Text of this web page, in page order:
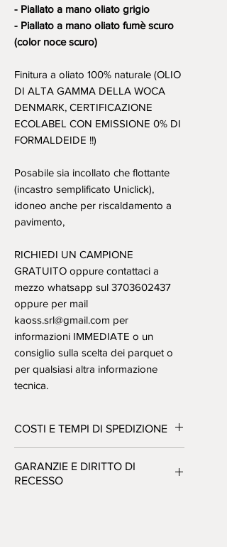
- Piallato a mano oliato grigio
- Piallato a mano oliato fumè scuro
(color noce scuro)
Finitura a oliato 100% naturale (OLIO
DI ALTA GAMMA DELLA WOCA
DENMARK, CERTIFICAZIONE
ECOLABEL CON EMISSIONE 0% DI
FORMALDEIDE !!)
Posabile sia incollato che flottante
(incastro semplificato Uniclick),
idoneo anche per riscaldamento a
pavimento,
RICHIEDI UN CAMPIONE
GRATUITO oppure contattaci a
mezzo whatsapp sul 3703602437
oppure per mail
kaoss.srl@gmail.com per
informazioni IMMEDIATE o un
consiglio sulla scelta dei parquet o
per qualsiasi altra informazione
tecnica.
COSTI E TEMPI DI SPEDIZIONE
dall'ordine e 25-30gg nelle isole,
GARANZIE E DIRITTO DI
RECESSO